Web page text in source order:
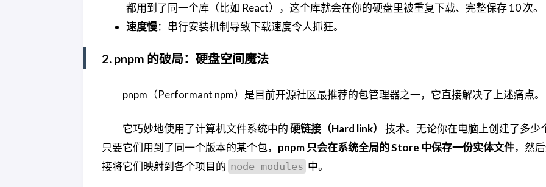
都用到了同一个库（比如 React），这个库就会在你的硬盘里被重复下载、完整保存 10 次。
速度慢：串行安装机制导致下载速度令人抓狂。
2. pnpm 的破局：硬盘空间魔法
pnpm（Performant npm）是目前开源社区最推荐的包管理器之一，它直接解决了上述痛点。
它巧妙地使用了计算机文件系统中的硬链接（Hard link）
技术。无论你在电脑上创建了多少
只要它们用到了同一个版本的某个包， pnpm 只会在系统全局的 Store 中保存一份实体文件，然
接将它们映射到各个项目的 node_modules 中。